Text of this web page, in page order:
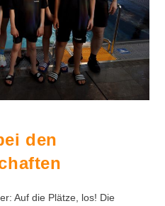
den
Auf die Plätze, los! Die